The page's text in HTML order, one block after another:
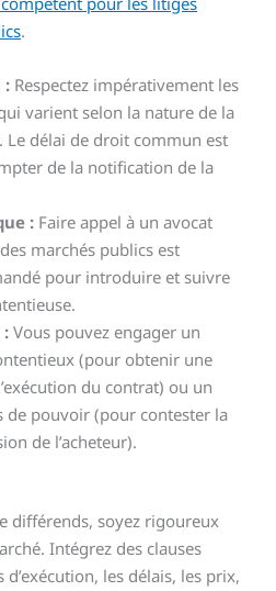
.
: Respectez impérativement les
varient selon la nature de la
Le délai de droit commun est
de la notification de la
: Faire appel à un avocat
marchés publics est
pour introduire et suivre
: Vous pouvez engager un
(pour obtenir une
du contrat) ou un
de pouvoir (pour contester la
de l’acheteur).
différends, soyez rigoureux
Intégrez des clauses
les délais, les prix,